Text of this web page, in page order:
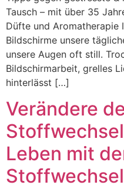
Tausch – mit über 35
Düfte und Aromatherapie
Bildschirme unsere
unsere Augen oft still.
Bildschirmarbeit, grelles
hinterlässt […]
Verändere
Leben mit